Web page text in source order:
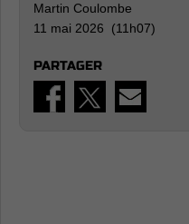
Martin Coulombe
11 mai 2026 (11h07)
PARTAGER